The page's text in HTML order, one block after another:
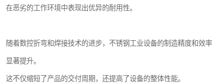
在恶劣的工作环境中表现出优异的耐用性。
随着数控折弯和焊接技术的进步，不锈钢工业设备的制造精度和效率
显著提升。
这不仅缩短了产品的交付周期，还提高了设备的整体性能。